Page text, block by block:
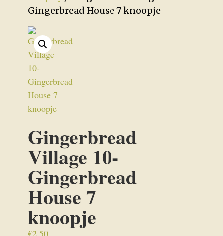
Gingerbread House 7 knoopje
Gingerbread
Village 10-
Gingerbread
House 7
knoopje
€2,50